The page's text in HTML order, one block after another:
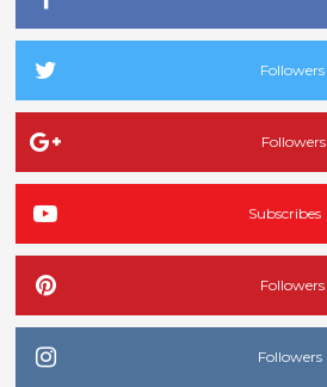
Followers
Followers
Subscribes
Followers
Followers